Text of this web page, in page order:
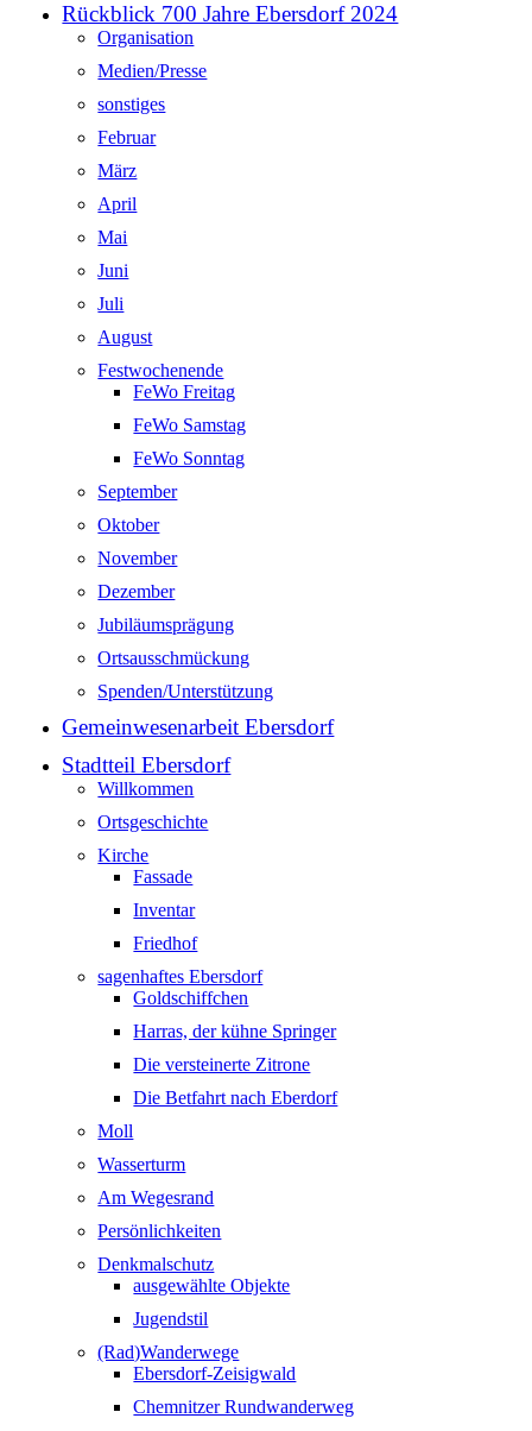
Rückblick 700 Jahre Ebersdorf 2024
Organisation
Medien/Presse
sonstiges
Februar
März
April
Mai
Juni
Juli
August
Festwochenende
FeWo Freitag
FeWo Samstag
FeWo Sonntag
September
Oktober
November
Dezember
Jubiläumsprägung
Ortsausschmückung
Spenden/Unterstützung
Gemeinwesenarbeit Ebersdorf
Stadtteil Ebersdorf
Willkommen
Ortsgeschichte
Kirche
Fassade
Inventar
Friedhof
sagenhaftes Ebersdorf
Goldschiffchen
Harras, der kühne Springer
Die versteinerte Zitrone
Die Betfahrt nach Eberdorf
Moll
Wasserturm
Am Wegesrand
Persönlichkeiten
Denkmalschutz
ausgewählte Objekte
Jugendstil
(Rad)Wanderwege
Ebersdorf-Zeisigwald
Chemnitzer Rundwanderweg